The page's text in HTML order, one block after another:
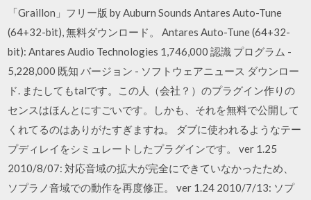
「Graillon」フリー版 by Auburn Sounds Antares Auto-Tune
(64+32-bit), 無料ダウンロード。 Antares Auto-Tune (64+32-
bit): Antares Audio Technologies 1,746,000 認識 プログラム -
5,228,000 既知 バージョン - ソフトウェアニュース ダウンロー
ド. またしてもtalです。この人（会社？）のプラグイン作りの
センスはほんとにすごいです。しかも、それを無料で公開して
くれてるのはありがたすぎますね。 ダブに使われるようなテー
プディレイをシミュレートしたプラグインです。 ver 1.25
2010/8/07: 対応音域の拡大が完全にできていなかったため、
ソプラノ音域での動作を再度修正。 ver 1.24 2010/7/13: ソプ